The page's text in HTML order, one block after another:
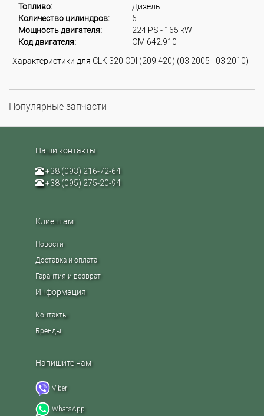
Топливо:
Дизель
Количество цилиндров:
6
Мощность двигателя:
224 PS - 165 kW
Код двигателя:
OM 642.910
Характеристики для CLK 320 CDI (209.420) (03.2005 - 03.2010)
Популярные запчасти
Наши контакты
+38 (093) 216-72-64
+38 (095) 275-20-94
Клиентам
Новости
Доставка и оплата
Гарантия и возврат
Информация
Контакты
Бренды
Напишите нам
Viber
WhatsApp